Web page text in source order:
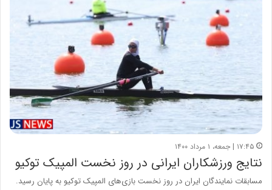
۱۷:۴۵ | جمعه، ۱ مرداد ۱۴۰۰
نتایج ورزشکاران ایرانی در روز نخست المپیک توکیو
مسابقات نمایندگان ایران در روز نخست بازی‌های المپیک توکیو به پایان رسید.